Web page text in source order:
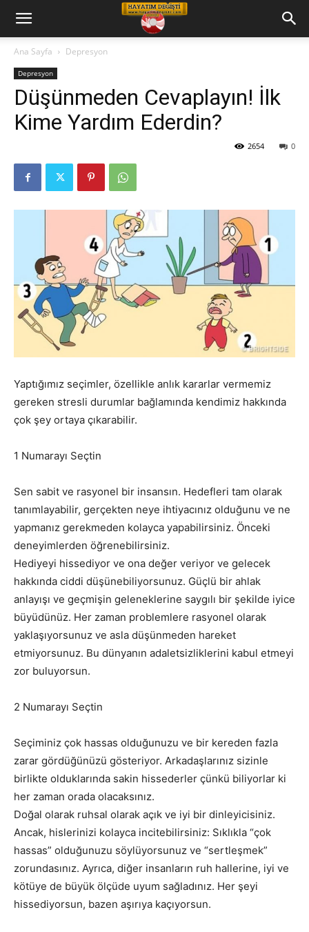
Hayatım
Değişti
Ana Sayfa Depresyon
Depresyon
Düşünmeden Cevaplayın! İlk
Kime Yardım Ederdin?
0
2654
Yaptığımız seçimler, özellikle anlık kararlar vermemiz
gereken stresli durumlar bağlamında kendimiz hakkında
çok şey ortaya çıkarabilir.
1 Numarayı Seçtin
Sen sabit ve rasyonel bir insansın. Hedefleri tam olarak
tanımlayabilir, gerçekten neye ihtiyacınız olduğunu ve ne
yapmanız gerekmeden kolayca yapabilirsiniz. Önceki
deneyimlerden öğrenebilirsiniz.
Hediyeyi hissediyor ve ona değer veriyor ve gelecek
hakkında ciddi düşünebiliyorsunuz. Güçlü bir ahlak
anlayışı ve geçmişin geleneklerine saygılı bir şekilde iyice
büyüdünüz. Her zaman problemlere rasyonel olarak
yaklaşıyorsunuz ve asla düşünmeden hareket
etmiyorsunuz. Bu dünyanın adaletsizliklerini kabul etmeyi
zor buluyorsun.
2 Numarayı Seçtin
Seçiminiz çok hassas olduğunuzu ve bir kereden fazla
zarar gördüğünüzü gösteriyor. Arkadaşlarınız sizinle
birlikte olduklarında sakin hissederler çünkü biliyorlar ki
her zaman orada olacaksınız.
Doğal olarak ruhsal olarak açık ve iyi bir dinleyicisiniz.
Ancak, hislerinizi kolayca incitebilirsiniz: Sıklıkla “çok
hassas” olduğunuzu söylüyorsunuz ve “sertleşmek”
zorundasınız. Ayrıca, diğer insanların ruh hallerine, iyi ve
kötüye de büyük ölçüde uyum sağladınız. Her şeyi
hissediyorsun, bazen aşırıya kaçıyorsun.